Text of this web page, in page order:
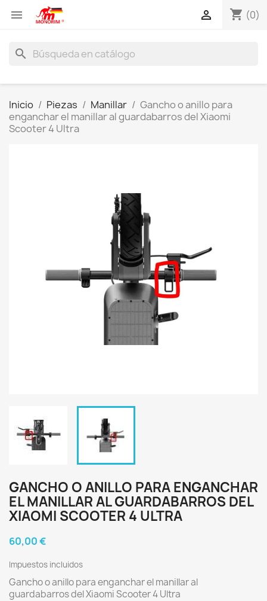
 shopping_cart (0)

search
Inicio Piezas Manillar
Gancho o anillo para
enganchar el manillar al guardabarros del Xiaomi
Scooter 4 Ultra
GANCHO O ANILLO PARA ENGANCHAR
EL MANILLAR AL GUARDABARROS DEL
XIAOMI SCOOTER 4 ULTRA
60,00 €
Impuestos incluidos
Gancho o anillo para enganchar el manillar al
guardabarros del Xiaomi Scooter 4 Ultra